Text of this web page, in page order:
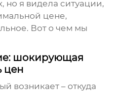
но я видела ситуации,
цене,
Вот о чем мы
шокирующая
цен
возникает – откуда